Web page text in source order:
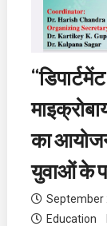
का
युवाओं के
September
Education